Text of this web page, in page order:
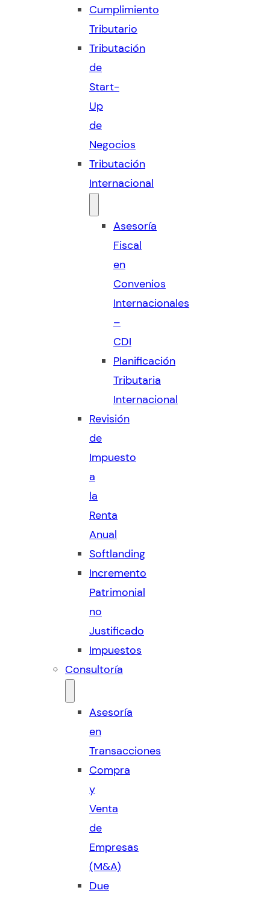
Cumplimiento
Tributario
Tributación
de
Start-
Up
de
Negocios
Tributación
Internacional
Asesoría
Fiscal
en
Convenios
Internacionales
–
CDI
Planificación
Tributaria
Internacional
Revisión
de
Impuesto
a
la
Renta
Anual
Softlanding
Incremento
Patrimonial
no
Justificado
Impuestos
Consultoría
Asesoría
en
Transacciones
Compra
y
Venta
de
Empresas
(M&A)
Due